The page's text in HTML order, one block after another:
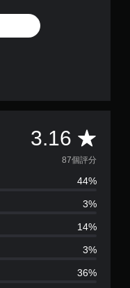
3.16 平
均
評
分
3
87個評分
44%
3%
14%
3%
36%